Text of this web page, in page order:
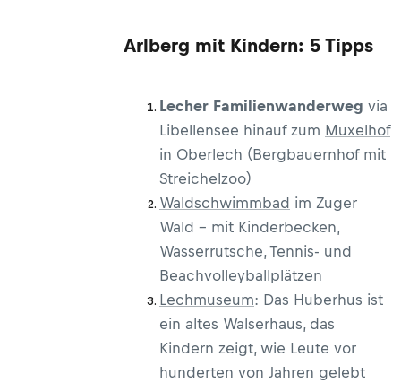
Arlberg mit Kindern: 5 Tipps
Lecher Familienwanderweg via
Libellensee hinauf zum Muxelhof
in Oberlech (Bergbauernhof mit
Streichelzoo)
Waldschwimmbad im Zuger
Wald – mit Kinderbecken,
Wasserrutsche, Tennis- und
Beachvolleyballplätzen
Lechmuseum: Das Huberhus ist
ein altes Walserhaus, das
Kindern zeigt, wie Leute vor
hunderten von Jahren gelebt